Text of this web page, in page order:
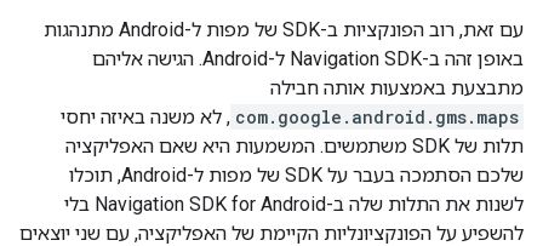
עם זאת, רוב הפונקציות ב-SDK של מפות ל-Android מתנהגות
באופן זהה ב-Navigation SDK ל-Android. הגישה אליהם
מתבצעת באמצעות אותה חבילה
com.google.android.gms.maps , לא משנה באיזה יחסי
תלות של SDK משתמשים. המשמעות היא שאם האפליקציה
שלכם הסתמכה בעבר על SDK של מפות ל-Android, תוכלו
לשנות את התלות שלה ב-Navigation SDK for Android בלי
להשפיע על הפונקציונליות הקיימת של האפליקציה, עם שני יוצאים